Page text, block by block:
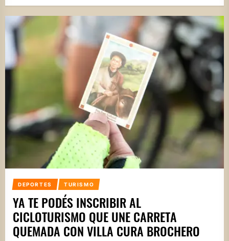
DEPORTES TURISMO
YA TE PODÉS INSCRIBIR AL
CICLOTURISMO QUE UNE CARRETA
QUEMADA CON VILLA CURA BROCHERO